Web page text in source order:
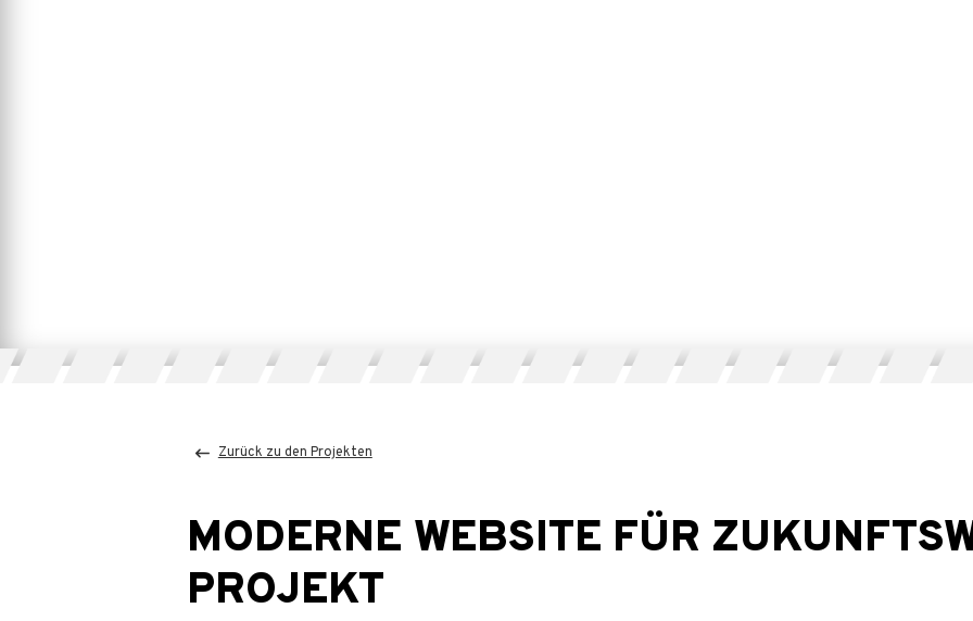
Zurück zu den Projekten
MODERNE WEBSITE FÜR
PROJEKT